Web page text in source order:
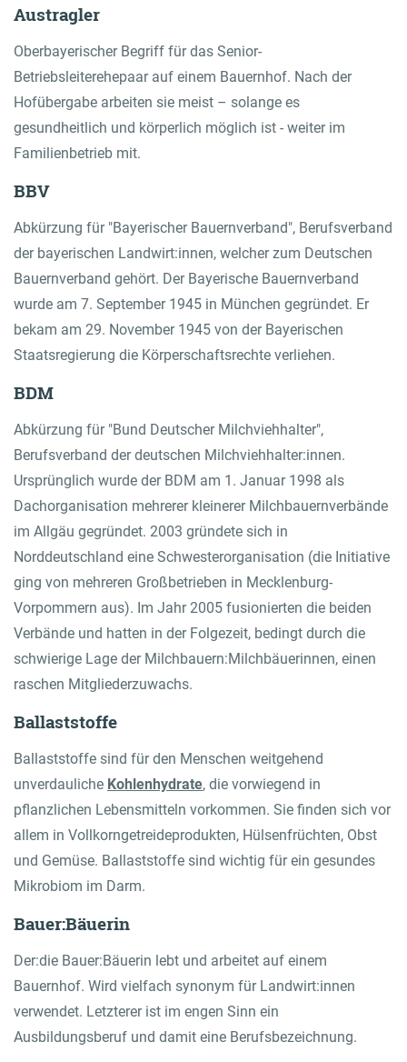
Austragler
Oberbayerischer Begriff für das Senior-
Betriebsleiterehepaar auf einem Bauernhof. Nach der
Hofübergabe arbeiten sie meist – solange es
gesundheitlich und körperlich möglich ist - weiter im
Familienbetrieb mit.
BBV
Abkürzung für "Bayerischer Bauernverband", Berufsverband
der bayerischen Landwirt:innen, welcher zum Deutschen
Bauernverband gehört. Der Bayerische Bauernverband
wurde am 7. September 1945 in München gegründet. Er
bekam am 29. November 1945 von der Bayerischen
Staatsregierung die Körperschaftsrechte verliehen.
BDM
Abkürzung für "Bund Deutscher Milchviehhalter",
Berufsverband der deutschen Milchviehhalter:innen.
Ursprünglich wurde der BDM am 1. Januar 1998 als
Dachorganisation mehrerer kleinerer Milchbauernverbände
im Allgäu gegründet. 2003 gründete sich in
Norddeutschland eine Schwesterorganisation (die Initiative
ging von mehreren Großbetrieben in Mecklenburg-
Vorpommern aus). Im Jahr 2005 fusionierten die beiden
Verbände und hatten in der Folgezeit, bedingt durch die
schwierige Lage der Milchbauern:Milchbäuerinnen, einen
raschen Mitgliederzuwachs.
Ballaststoffe
Ballaststoffe sind für den Menschen weitgehend
unverdauliche Kohlenhydrate, die vorwiegend in
pflanzlichen Lebensmitteln vorkommen. Sie finden sich vor
allem in Vollkorngetreideprodukten, Hülsenfrüchten, Obst
und Gemüse. Ballaststoffe sind wichtig für ein gesundes
Mikrobiom im Darm.
Bauer:Bäuerin
Der:die Bauer:Bäuerin lebt und arbeitet auf einem
Bauernhof. Wird vielfach synonym für Landwirt:innen
verwendet. Letzterer ist im engen Sinn ein
Ausbildungsberuf und damit eine Berufsbezeichnung.